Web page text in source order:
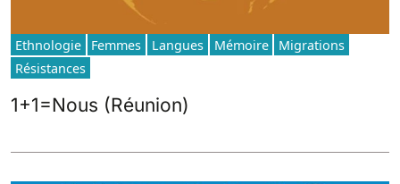
Ethnologie Femmes Langues Mémoire
Migrations
Résistances
1+1=Nous (Réunion)